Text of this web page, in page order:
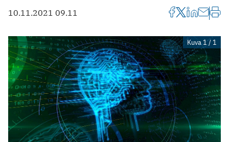
10.11.2021 09.11
Kuva 1 / 1